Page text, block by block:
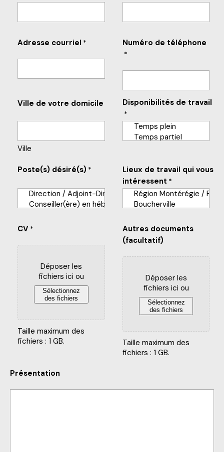
Adresse courriel * Numéro de téléphone
*
Ville de votre domicile
Ville
Disponibilités de travail
*
Poste(s) désiré(s) *
Lieux de travail qui vous
intéressent *
CV *
Déposer les
fichiers ici ou
Sélectionnez
des fichiers
Taille maximum des
fichiers : 1 GB.
Autres documents
(facultatif)
Déposer les
fichiers ici ou
Sélectionnez
des fichiers
Taille maximum des
fichiers : 1 GB.
Présentation